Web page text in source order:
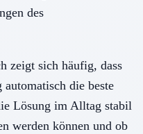
des
zeigt sich häufig, dass
die beste
Lösung im Alltag stabil
werden können und ob